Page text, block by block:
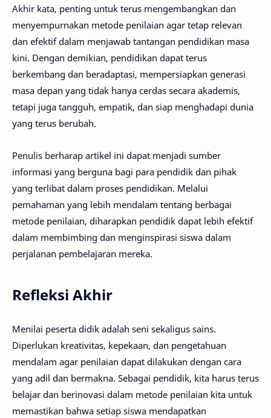
Akhir kata, penting untuk terus mengembangkan dan
menyempurnakan metode penilaian agar tetap relevan
dan efektif dalam menjawab tantangan pendidikan masa
kini. Dengan demikian, pendidikan dapat terus
berkembang dan beradaptasi, mempersiapkan generasi
masa depan yang tidak hanya cerdas secara akademis,
tetapi juga tangguh, empatik, dan siap menghadapi dunia
yang terus berubah.
Penulis berharap artikel ini dapat menjadi sumber
informasi yang berguna bagi para pendidik dan pihak
yang terlibat dalam proses pendidikan. Melalui
pemahaman yang lebih mendalam tentang berbagai
metode penilaian, diharapkan pendidik dapat lebih efektif
dalam membimbing dan menginspirasi siswa dalam
perjalanan pembelajaran mereka.
Refleksi Akhir
Menilai peserta didik adalah seni sekaligus sains.
Diperlukan kreativitas, kepekaan, dan pengetahuan
mendalam agar penilaian dapat dilakukan dengan cara
yang adil dan bermakna. Sebagai pendidik, kita harus terus
belajar dan berinovasi dalam metode penilaian kita untuk
memastikan bahwa setiap siswa mendapatkan